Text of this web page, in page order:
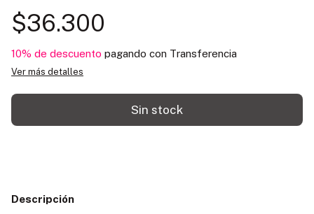
$36.300
10% de descuento pagando con Transferencia
Ver más detalles
Descripción